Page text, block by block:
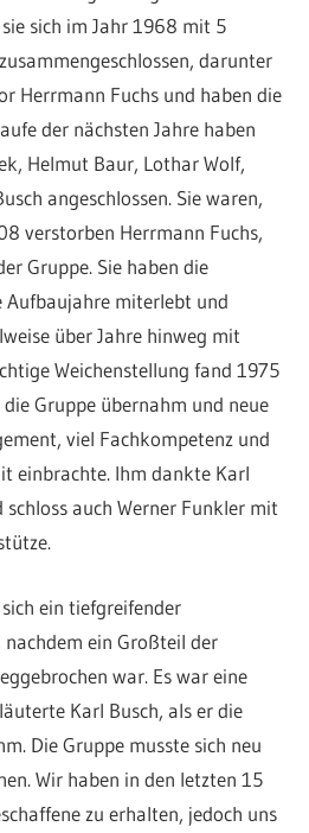
sich im Jahr 1968 mit 5
darunter
Herrmann Fuchs und haben die
der nächsten Jahre haben
Helmut Baur, Lothar Wolf,
angeschlossen. Sie waren,
verstorben Herrmann Fuchs,
Gruppe. Sie haben die
Aufbaujahre miterlebt und
über Jahre hinweg mit
Weichenstellung fand 1975
Gruppe übernahm und neue
viel Fachkompetenz und
einbrachte. Ihm dankte Karl
schloss auch Werner Funkler mit
ein tiefgreifender
ein Großteil der
war. Es war eine
Karl Busch, als er die
Die Gruppe musste sich neu
Wir haben in den letzten 15
zu erhalten, jedoch uns